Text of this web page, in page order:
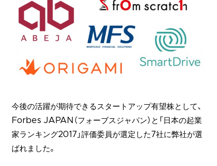
今後の活躍が期待できるスタートアップ有望株として、
Forbes JAPAN（フォーブスジャパン）と「日本の起業
家ランキング2017」評価委員が選定した7社に弊社が選
ばれました。